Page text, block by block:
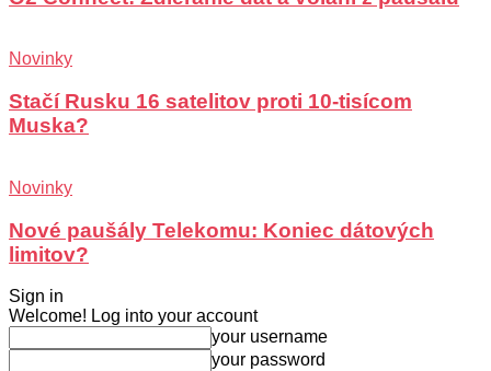
Novinky
Stačí Rusku 16 satelitov proti 10-tisícom
Muska?
Novinky
Nové paušály Telekomu: Koniec dátových
limitov?
Sign in
Welcome! Log into your account
your username
your password